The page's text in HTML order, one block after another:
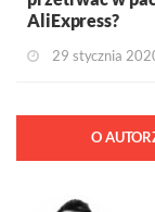
AliExpress?
29 stycznia
O